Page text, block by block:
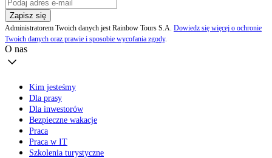
Zapisz się
Administratorem Twoich danych jest Rainbow Tours S.A. Dowiedz się więcej o ochronie
Twoich danych oraz prawie i sposobie wycofania zgody.
O nas
Kim jesteśmy
Dla prasy
Dla inwestorów
Bezpieczne wakacje
Praca
Praca w IT
Szkolenia turystyczne